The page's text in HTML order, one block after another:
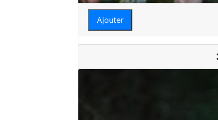
Ajouter